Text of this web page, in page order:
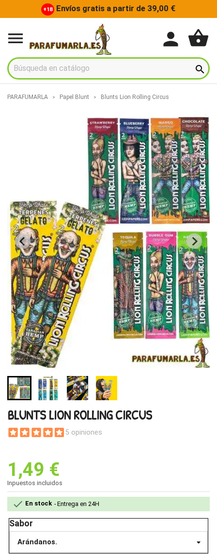
+18 Envíos gratis a partir de 39,00 €
 person shopping_basket

PARAFUMARLA Papel Blunt Blunts Lion Rolling Circus
BLUNTS LION ROLLING CIRCUS
5 opiniones
1,49 €
Inpuestos incluidos
 En stock Entrega en 24H
Sabor